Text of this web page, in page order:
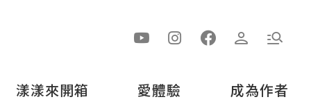
漾漾來開箱 愛體驗 成為作者